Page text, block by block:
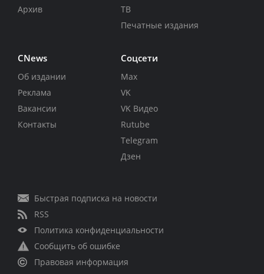
Архив
ТВ
Печатные издания
CNews
Об издании
Реклама
Вакансии
Контакты
Соцсети
Max
VK
VK Видео
Rutube
Telegram
Дзен
Быстрая подписка на новости
RSS
Политика конфиденциальности
Сообщить об ошибке
Правовая информация